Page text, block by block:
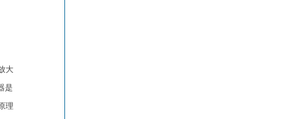
大
是
理